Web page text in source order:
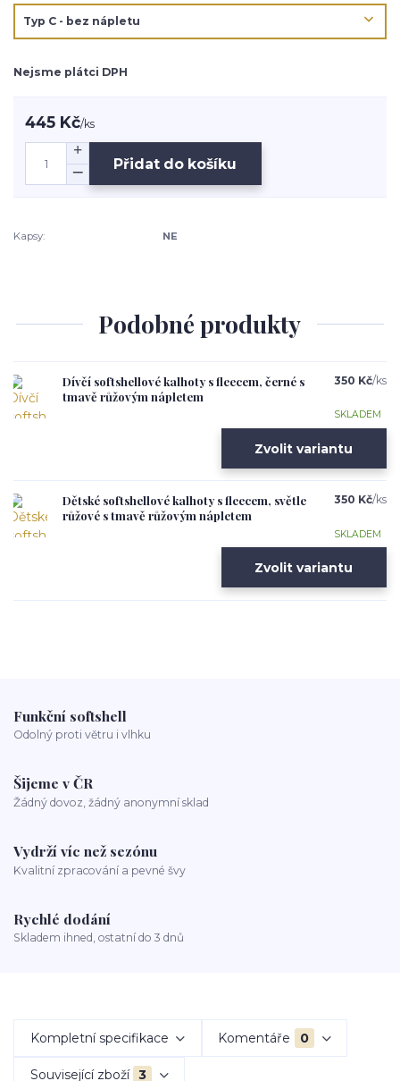
Nejsme plátci DPH
445 Kč/ks
Přidat do košíku
Kapsy: NE
Podobné produkty
Dívčí softshellové kalhoty s fleecem, černé s
tmavě růžovým nápletem
350 Kč/ks
SKLADEM
Zvolit variantu
Dětské softshellové kalhoty s fleecem, světle
růžové s tmavě růžovým nápletem
350 Kč/ks
SKLADEM
Zvolit variantu
Funkční softshell
Odolný proti větru i vlhku
Šijeme v ČR
Žádný dovoz, žádný anonymní sklad
Vydrží víc než sezónu
Kvalitní zpracování a pevné švy
Rychlé dodání
Skladem ihned, ostatní do 3 dnů
Kompletní specifikace Komentáře 0
Související zboží 3